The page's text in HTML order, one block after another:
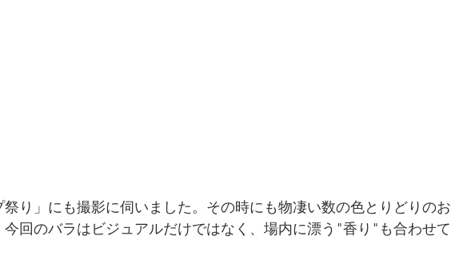
り」にも撮影に伺いました。その時にも物凄い数の色とりどりのお
回のバラはビジュアルだけではなく、場内に漂う"香り"も合わせて